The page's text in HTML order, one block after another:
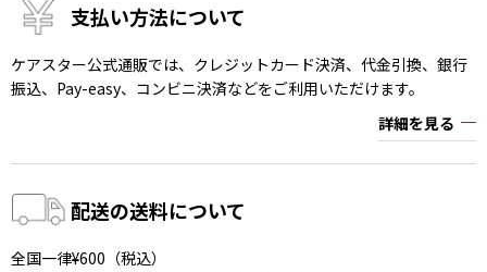
支払い方法について
ケアスター公式通販では、クレジットカード決済、代金引換、銀行
振込、Pay-easy、コンビニ決済などをご利用いただけます。
詳細を見る
配送の送料について
全国一律¥600（税込）